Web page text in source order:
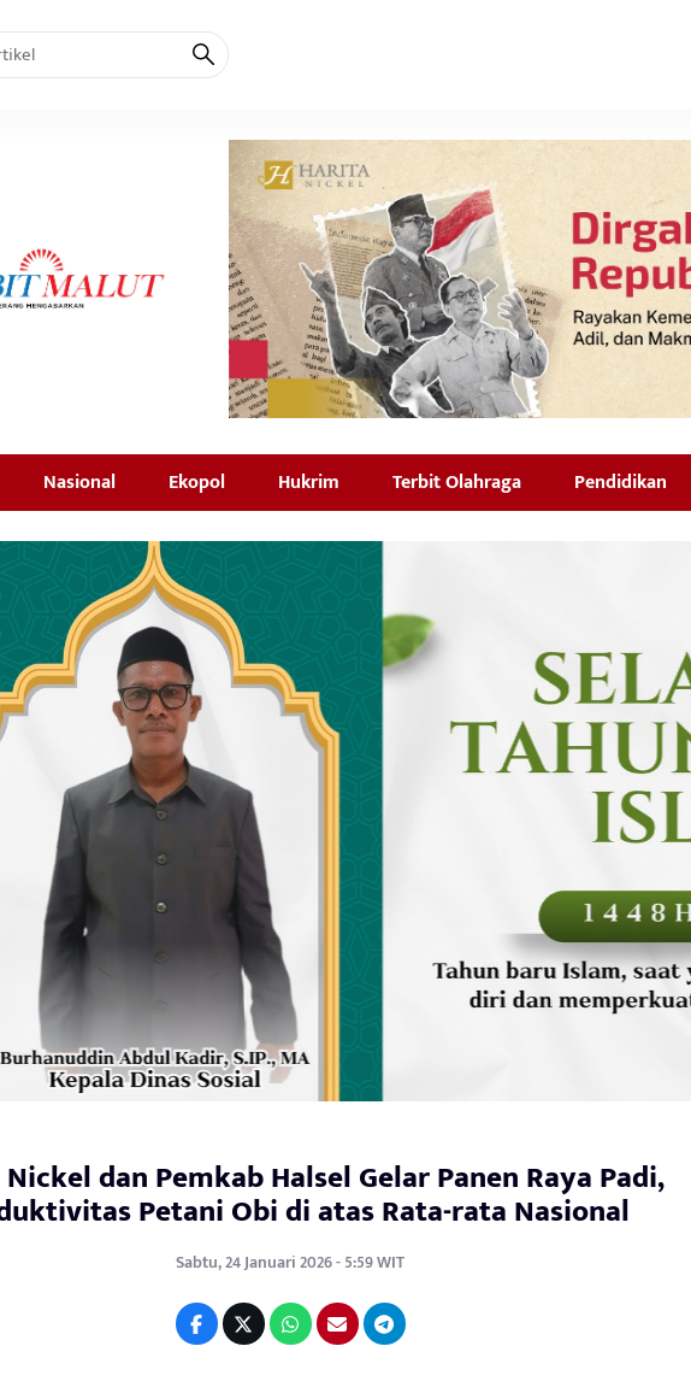
Nasional Ekopol Hukrim Terbit Olahraga Pendidikan
dan Pemkab Halsel Gelar Panen Raya Padi,
Petani Obi di atas Rata-rata Nasional
Sabtu, 24 Januari 2026 - 5:59 WIT